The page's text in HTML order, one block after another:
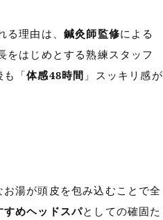
る理由は、鍼灸師監修による
をはじめとする熟練スタッフ
も「体感48時間 」スッキリ感が
お湯が頭皮を包み込むことで全
すめヘッドスパとしての確固た